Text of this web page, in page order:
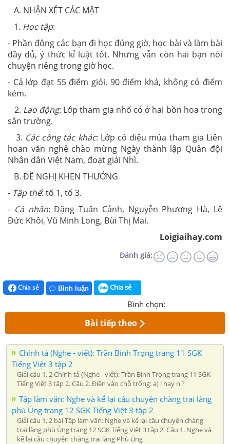
A. NHẬN XÉT CÁC MẶT
1. Học tập:
- Phần đông các bạn đi học đúng giờ, học bài và làm bài
đầy đủ, ý thức kỉ luật tốt. Nhưng vẫn còn hai bạn nói
chuyện riêng trong giờ học.
- Cả lớp đạt 55 điểm giỏi, 90 điểm khá, không có điểm
kém.
2. Lao động: Lớp tham gia nhổ cỏ ở hai bồn hoa trong
sân trường.
3. Các công tác khác: Lớp có điệu múa tham gia Liên
hoan văn nghệ chào mừng Ngày thành lập Quân đội
Nhân dân Việt Nam, đoạt giải Nhì.
B. ĐỀ NGHỊ KHEN THƯỞNG
- Tập thể: tổ 1, tổ 3.
- Cá nhân: Đặng Tuấn Cảnh, Nguyễn Phương Hà, Lê
Đức Khôi, Vũ Minh Long, Bùi Thị Mai.
Loigiaihay.com
Đánh giá:
Chia sẻ Bình luận Chia sẻ
Bình chọn:
Bài tiếp theo
Chính tả (Nghe - viết): Trần Bình Trọng trang 11 SGK
Tiếng Việt 3 tập 2
Giải câu 1, 2 Chính tả (Nghe - viết): Trần Bình Trọng trang 11 SGK
Tiếng Việt 3 tập 2. Câu 2. Điền vào chỗ trống: a) l hay n ?
Tập làm văn: Nghe và kể lại câu chuyện chàng trai làng
phù Ủng trang 12 SGK Tiếng Việt 3 tập 2
Giải câu 1, 2 bài Tập làm văn: Nghe và kể lại câu chuyện chàng
trai làng phù Ủng trang 12 SGK Tiếng Việt 3 tập 2. Câu 1. Nghe và
kể lại câu chuyện chàng trai làng Phù Ủng